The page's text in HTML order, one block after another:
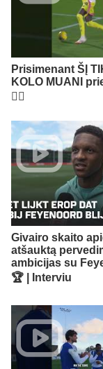
Prisimenant ŠĮ
KOLO MUANI
😮‍💨​
Givairo skaito
atšauktą
ambicijas su
🏆 | Interviu